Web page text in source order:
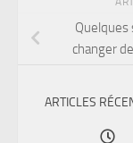
Quelques
changer
ARTICLES